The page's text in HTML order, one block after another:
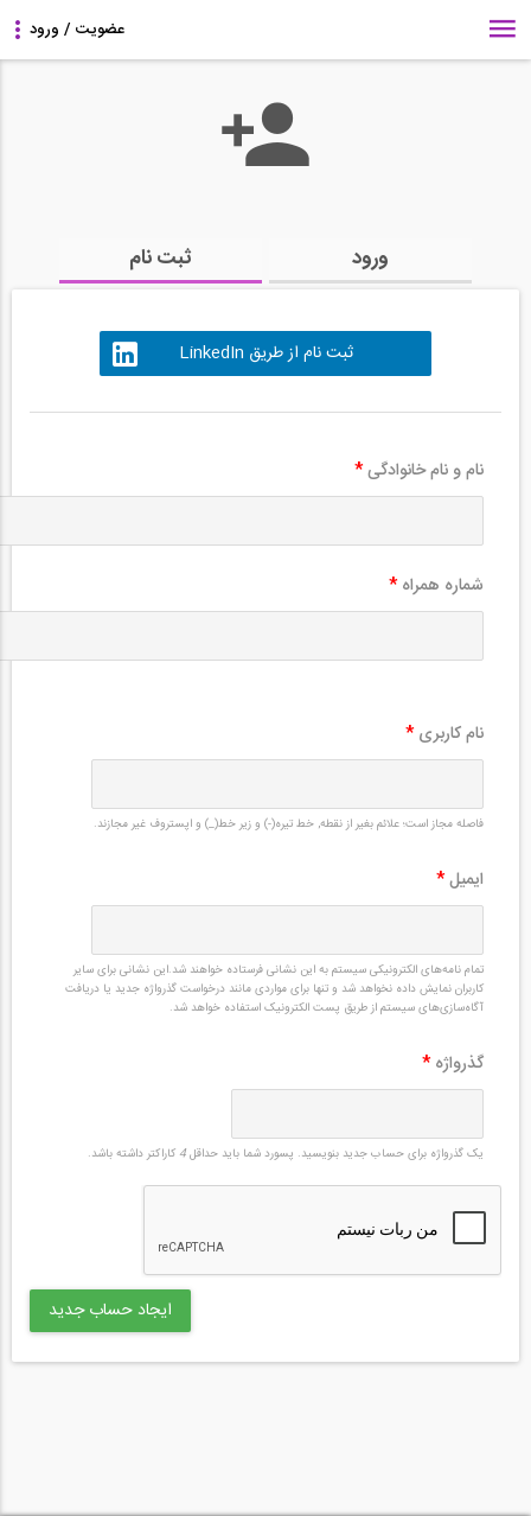
ورود ثبت نام
ثبت نام از طریق LinkedIn
نام و نام خانوادگی*
شماره همراه *
نام کاربری *
فاصله مجاز است؛ علائم بغیر از نقطه, خط تیره(-) و زیر خط(_) و اپستروف غیر مجازند.
ایمیل*
تمام نامه‌های الکترونیکی سیستم به این نشانی فرستاده خواهند شد.این نشانی برای سایر
کاربران نمایش داده نخواهد شد و تنها برای مواردی مانند درخواست گذرواژه جدید یا دریافت
آگاه‌سازی‌های سیستم از طریق پست الکترونیک استفاده خواهد شد.
گذرواژه *
یک گذرواژه برای حساب جدید بنویسید. پسورد شما باید حداقل4 کاراکتر داشته باشد.